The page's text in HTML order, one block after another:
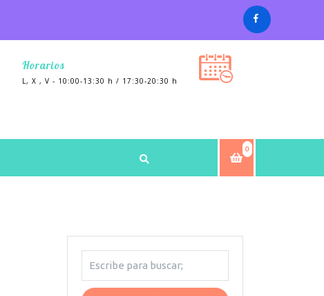
Horarios
L, X , V - 10:00-13:30 h / 17:30-20:30 h
0